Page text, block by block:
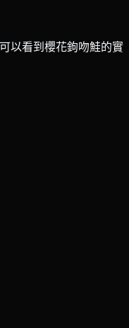
以看到櫻花鉤吻鮭的實